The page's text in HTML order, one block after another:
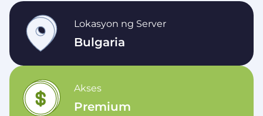
Lokasyon ng Server
Bulgaria
Akses
Premium